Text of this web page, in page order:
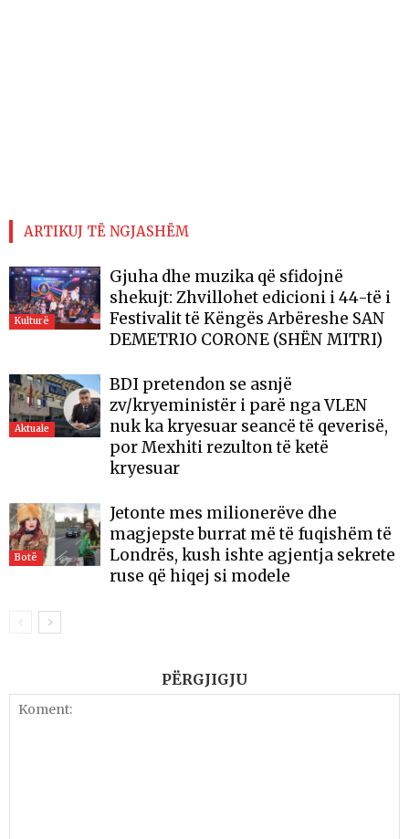
ARTIKUJ TË NGJASHËM
Kulturë
Gjuha dhe muzika që sfidojnë
shekujt: Zhvillohet edicioni i 44-të i
Festivalit të Këngës Arbëreshe SAN
DEMETRIO CORONE (SHËN MITRI)
Aktuale
BDI pretendon se asnjë
zv/kryeministër i parë nga VLEN
nuk ka kryesuar seancë të qeverisë,
por Mexhiti rezulton të ketë
kryesuar
Botë
Jetonte mes milionerëve dhe
magjepste burrat më të fuqishëm të
Londrës, kush ishte agjentja sekrete
ruse që hiqej si modele
PËRGJIGJU